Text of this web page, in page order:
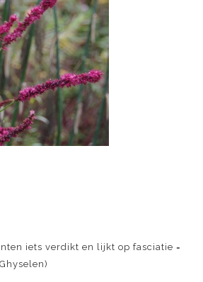
iets verdikt en lijkt op fasciatie =